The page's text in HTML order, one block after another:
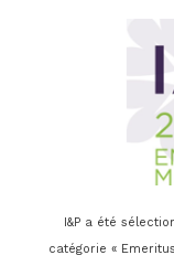
I&P a été
catégorie «